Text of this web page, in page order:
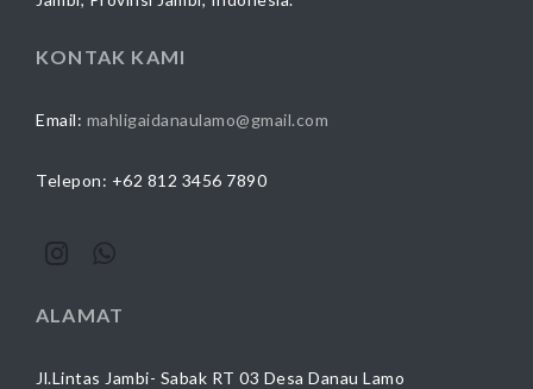
KONTAK KAMI
Email: mahligaidanaulamo@gmail.com
Telepon: +62 812 3456 7890
ALAMAT
Jl.Lintas Jambi- Sabak RT 03 Desa Danau Lamo